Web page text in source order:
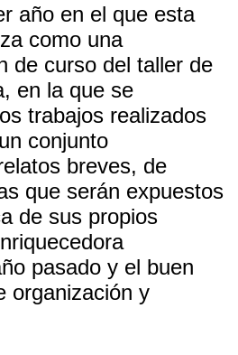
año en el que esta
como una
de curso del taller de
en la que se
trabajos realizados
conjunto
breves, de
que serán expuestos
de sus propios
pasado y el buen
organización y